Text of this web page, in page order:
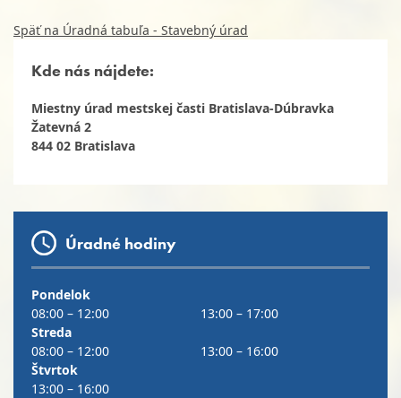
Späť na Úradná tabuľa - Stavebný úrad
Kde nás nájdete:
Miestny úrad mestskej časti Bratislava-Dúbravka
Žatevná 2
844 02 Bratislava
Úradné hodiny
Pondelok
08:00 – 12:00
13:00 – 17:00
Streda
08:00 – 12:00
13:00 – 16:00
Štvrtok
13:00 – 16:00